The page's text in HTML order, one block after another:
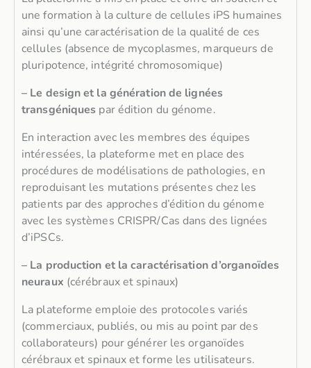
une formation à la culture de cellules iPS humaines
ainsi qu’une caractérisation de la qualité de ces
cellules (absence de mycoplasmes, marqueurs de
pluripotence, intégrité chromosomique)
– Le design et la génération de lignées
transgéniques par édition du génome.
En interaction avec les membres des équipes
intéressées, la plateforme met en place des
procédures de modélisations de pathologies, en
reproduisant les mutations présentes chez les
patients par des approches d’édition du génome
avec les systèmes CRISPR/Cas dans des lignées
d’iPSCs.
– La production et la caractérisation d’organoïdes
neuraux (cérébraux et spinaux)
La plateforme emploie des protocoles variés
(commerciaux, publiés, ou mis au point par des
collaborateurs) pour générer les organoïdes
cérébraux et spinaux et forme les utilisateurs.